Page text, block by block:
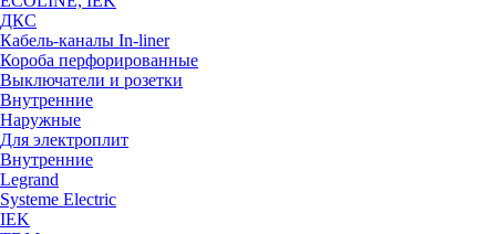
ДКС
Кабель-каналы In-liner
Короба перфорированные
Выключатели и розетки
Внутренние
Наружные
Для электроплит
Внутренние
Legrand
Systeme Electric
IEK